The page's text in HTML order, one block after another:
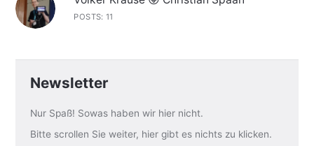
POSTS: 11
Newsletter
Nur Spaß! Sowas haben wir hier nicht.
Bitte scrollen Sie weiter, hier gibt es nichts zu klicken.